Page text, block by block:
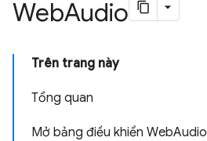
WebAudio
Trên trang này
Tổng quan
Mở bảng điều khiển WebAudio